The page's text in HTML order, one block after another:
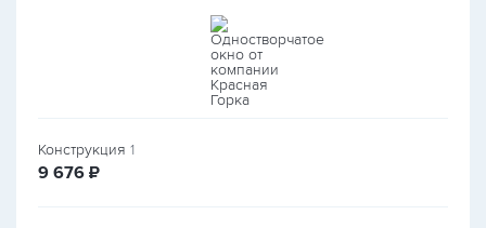
Конструкция 1
9 676 руб.
₽